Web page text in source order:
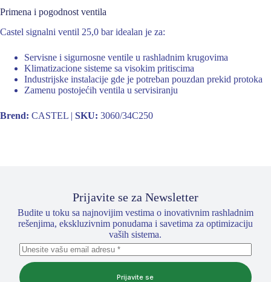
Primena i pogodnost ventila
Castel signalni ventil 25,0 bar idealan je za:
Servisne i sigurnosne ventile u rashladnim krugovima
Klimatizacione sisteme sa visokim pritiscima
Industrijske instalacije gde je potreban pouzdan prekid protoka
Zamenu postojećih ventila u servisiranju
Brend: CASTEL | SKU: 3060/34C250
Prijavite se za Newsletter
Budite u toku sa najnovijim vestima o inovativnim rashladnim
rešenjima, ekskluzivnim ponudama i savetima za optimizaciju
vaših sistema.
Prijavite se